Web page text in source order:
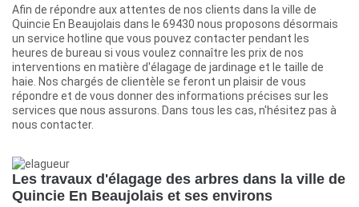
Afin de répondre aux attentes de nos clients dans la ville de
Quincie En Beaujolais dans le 69430 nous proposons désormais
un service hotline que vous pouvez contacter pendant les
heures de bureau si vous voulez connaître les prix de nos
interventions en matière d'élagage de jardinage et le taille de
haie. Nos chargés de clientèle se feront un plaisir de vous
répondre et de vous donner des informations précises sur les
services que nous assurons. Dans tous les cas, n'hésitez pas à
nous contacter.
Les travaux d'élagage des arbres dans la ville de
Quincie En Beaujolais et ses environs